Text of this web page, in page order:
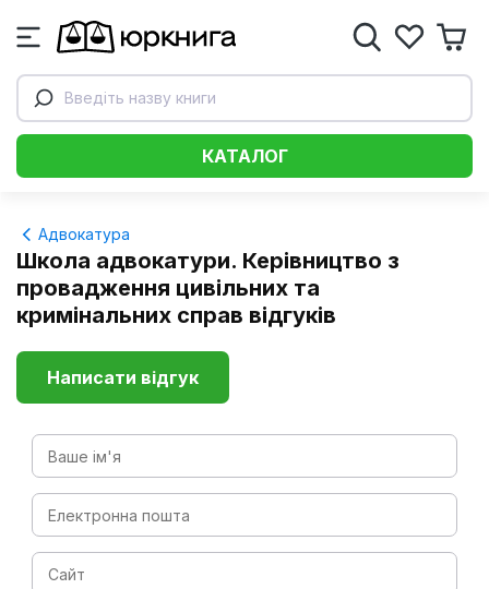
Введіть назву книги
КАТАЛОГ
Адвокатура
Школа адвокатури. Керівництво з
провадження цивільних та
кримінальних справ відгуків